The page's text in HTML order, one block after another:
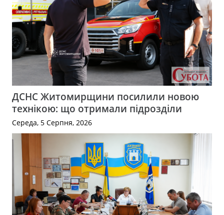
ДСНС Житомирщини посилили новою
технікою: що отримали підрозділи
Середа, 5 Серпня, 2026